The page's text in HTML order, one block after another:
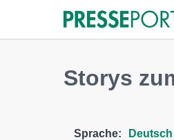
Storys
Sprache: Deutsch